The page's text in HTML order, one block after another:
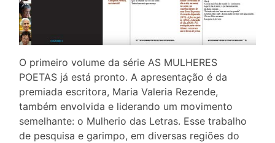
O primeiro volume da série AS MULHERES
POETAS já está pronto. A apresentação é da
premiada escritora, Maria Valeria Rezende,
também envolvida e liderando um movimento
semelhante: o Mulherio das Letras. Esse trabalho
de pesquisa e garimpo, em diversas regiões do